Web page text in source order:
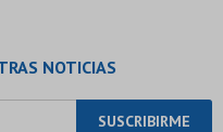
NOTICIAS
SUSCRIBIRME